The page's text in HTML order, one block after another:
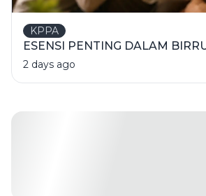
KPPA
ESENSI PENTING DALAM
2 days ago